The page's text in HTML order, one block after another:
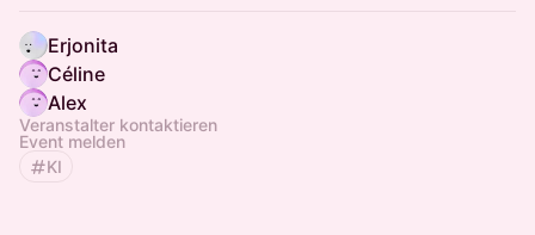
Erjonita
Céline
Alex
Veranstalter kontaktieren
Event melden
KI